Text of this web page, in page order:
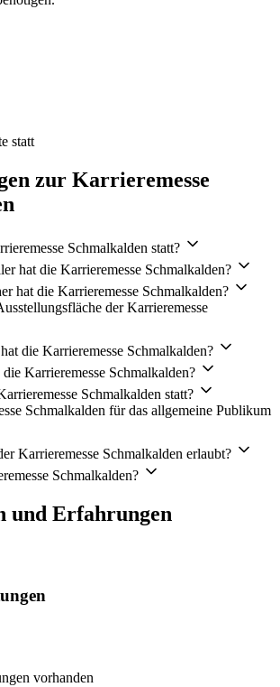
statt
zur Karrieremesse
Schmalkalden statt?
hat die Karrieremesse Schmalkalden?
hat die Karrieremesse Schmalkalden?
der Karrieremesse
die Karrieremesse Schmalkalden?
Karrieremesse Schmalkalden?
Schmalkalden statt?
Schmalkalden für das allgemeine Publikum
Karrieremesse Schmalkalden erlaubt?
Schmalkalden?
und Erfahrungen
vorhanden